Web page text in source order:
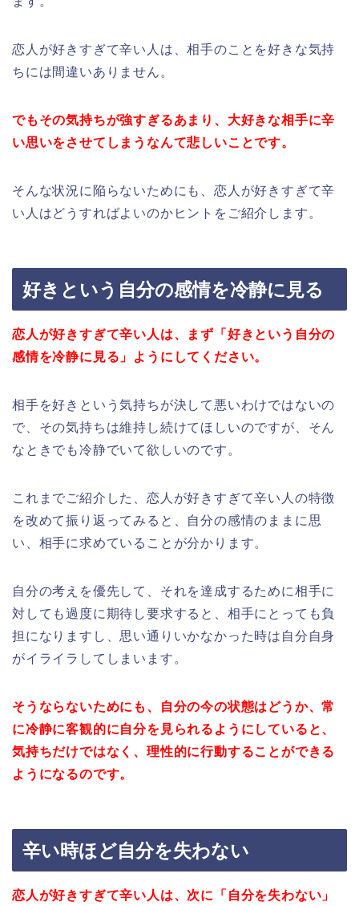
恋人が好きすぎて辛い人は、相手のことを好きな気持
ちには間違いありません。
でもその気持ちが強すぎるあまり、大好きな相手に辛
い思いをさせてしまうなんて悲しいことです。
そんな状況に陥らないためにも、恋人が好きすぎて辛
い人はどうすればよいのかヒントをご紹介します。
好きという自分の感情を冷静に見る
恋人が好きすぎて辛い人は、まず「好きという自分の
感情を冷静に見る」ようにしてください。
相手を好きという気持ちが決して悪いわけではないの
で、その気持ちは維持し続けてほしいのですが、そん
なときでも冷静でいて欲しいのです。
これまでご紹介した、恋人が好きすぎて辛い人の特徴
を改めて振り返ってみると、自分の感情のままに思
い、相手に求めていることが分かります。
自分の考えを優先して、それを達成するために相手に
対しても過度に期待し要求すると、相手にとっても負
担になりますし、思い通りいかなかった時は自分自身
がイライラしてしまいます。
そうならないためにも、自分の今の状態はどうか、常
に冷静に客観的に自分を見られるようにしていると、
気持ちだけではなく、理性的に行動することができる
ようになるのです。
辛い時ほど自分を失わない
恋人が好きすぎて辛い人は、次に「自分を失わない」